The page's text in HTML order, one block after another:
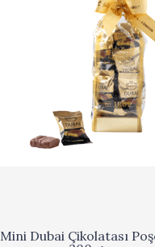
Mini Dubai Çikolatası